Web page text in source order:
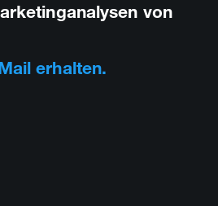
von
erhalten.